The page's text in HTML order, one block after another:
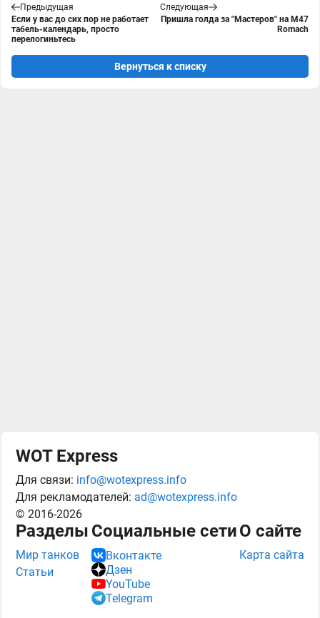
Предыдущая
Если у вас до сих пор не работает
табель-календарь, просто
перелогиньтесь
Следующая
Пришла голда за "Мастеров" на M47
Romach
Вернуться к списку
WOT Express
Для связи: info@wotexpress.info
Для рекламодателей: ad@wotexpress.info
© 2016-2026
Разделы
Мир танков
Статьи
Социальные сети
Вконтакте
Дзен
YouTube
Telegram
О сайте
Карта сайта